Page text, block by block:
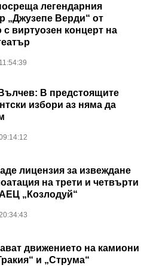
легендарния
„Джузепе Верди“ от
виртуозен концерт на
В предстоящите
избори аз няма да
лицензия за извеждане
на трети и четвърти
„Козлодуй“
движението на камиони
и „Струма“